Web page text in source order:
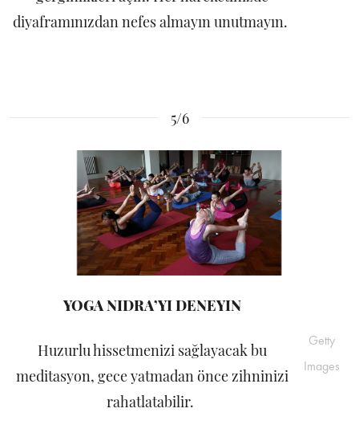
diyaframınızdan nefes almayın unutmayın.
5/6
YOGA NIDRA’YI DENEYIN
Huzurlu hissetmenizi sağlayacak bu
meditasyon, gece yatmadan önce zihninizi
rahatlatabilir.
Getty
Images